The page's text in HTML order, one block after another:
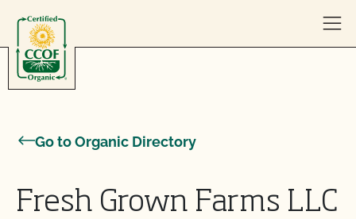
Go to Organic Directory
Fresh Grown Farms LLC